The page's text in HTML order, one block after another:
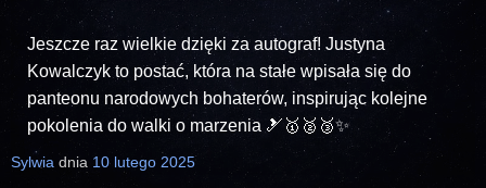
Jeszcze raz wielkie dzięki za autograf! Justyna
Kowalczyk to postać, która na stałe wpisała się do
panteonu narodowych bohaterów, inspirując kolejne
pokolenia do walki o marzenia 🎿🥇🥈🥉✨
Sylwia dnia 10 lutego 2025